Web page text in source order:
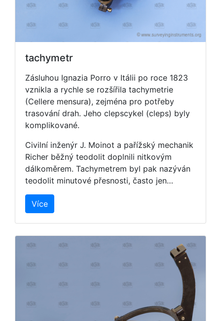
tachymetr
Zásluhou Ignazia Porro v Itálii po roce 1823
vznikla a rychle se rozšířila tachymetrie
(Cellere mensura), zejména pro potřeby
trasování drah. Jeho clepscykel (cleps) byly
komplikované.
Civilní inženýr J. Moinot a pařížský mechanik
Richer běžný teodolit doplnili nitkovým
dálkoměrem. Tachymetrem byl pak nazýván
teodolit minutové přesnosti, často jen…
Více